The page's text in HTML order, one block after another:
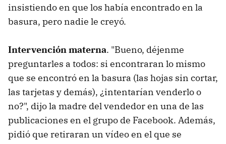
insistiendo en que los había encontrado en la
basura, pero nadie le creyó.
Intervención materna. "Bueno, déjenme
preguntarles a todos: si encontraran lo mismo
que se encontró en la basura (las hojas sin cortar,
las tarjetas y demás), ¿intentarían venderlo o
no?", dijo la madre del vendedor en una de las
publicaciones en el grupo de Facebook. Además,
pidió que retiraran un vídeo en el que se